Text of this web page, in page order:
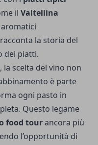
il Valtellina
la storia del
dei piatti.
la scelta del vino non
è parte
ogni pasto in
Questo legame
food tourancora più
l’opportunità di